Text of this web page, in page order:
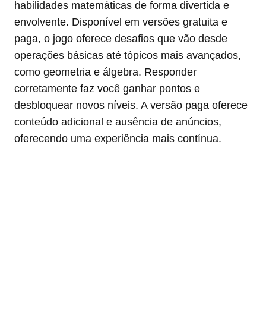
habilidades matemáticas de forma divertida e
envolvente. Disponível em versões gratuita e
paga, o jogo oferece desafios que vão desde
operações básicas até tópicos mais avançados,
como geometria e álgebra. Responder
corretamente faz você ganhar pontos e
desbloquear novos níveis. A versão paga oferece
conteúdo adicional e ausência de anúncios,
oferecendo uma experiência mais contínua.